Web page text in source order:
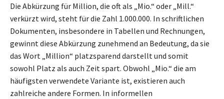
Die Abkürzung für Million, die oft als „Mio.“ oder „Mill.“
verkürzt wird, steht für die Zahl 1.000.000. In schriftlichen
Dokumenten, insbesondere in Tabellen und Rechnungen,
gewinnt diese Abkürzung zunehmend an Bedeutung, da sie
das Wort „Million“ platzsparend darstellt und somit
sowohl Platz als auch Zeit spart. Obwohl „Mio.“ die am
häufigsten verwendete Variante ist, existieren auch
zahlreiche andere Formen. In informellen